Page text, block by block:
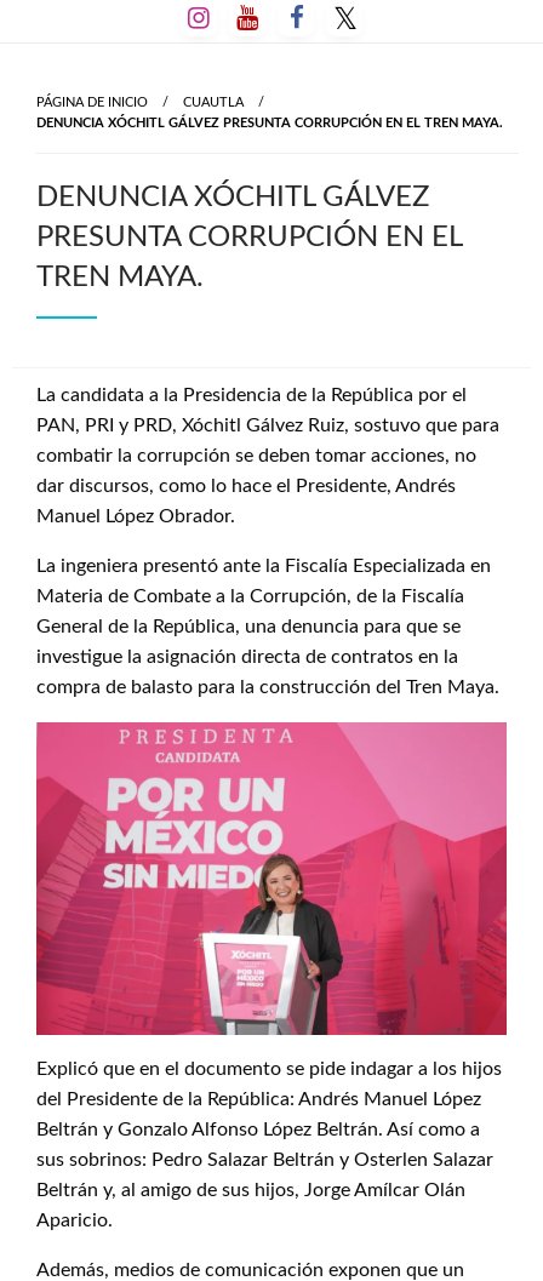
al
PÁGINA DE INICIO
CUAUTLA
DENUNCIA XÓCHITL GÁLVEZ PRESUNTA CORRUPCIÓN EN EL TREN MAYA.
DENUNCIA XÓCHITL GÁLVEZ
PRESUNTA CORRUPCIÓN EN EL
TREN MAYA.
La candidata a la Presidencia de la República por el
PAN, PRI y PRD, Xóchitl Gálvez Ruiz, sostuvo que para
combatir la corrupción se deben tomar acciones, no
dar discursos, como lo hace el Presidente, Andrés
Manuel López Obrador.
La ingeniera presentó ante la Fiscalía Especializada en
Materia de Combate a la Corrupción, de la Fiscalía
General de la República, una denuncia para que se
investigue la asignación directa de contratos en la
compra de balasto para la construcción del Tren Maya.
Explicó que en el documento se pide indagar a los hijos
del Presidente de la República: Andrés Manuel López
Beltrán y Gonzalo Alfonso López Beltrán. Así como a
sus sobrinos: Pedro Salazar Beltrán y Osterlen Salazar
Beltrán y, al amigo de sus hijos, Jorge Amílcar Olán
Aparicio.
Además, medios de comunicación exponen que un